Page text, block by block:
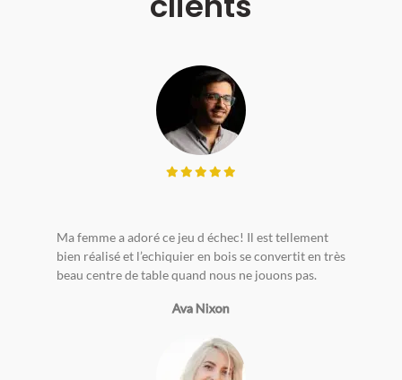
Ma femme a adoré ce jeu d échec! Il est tellement
bien réalisé et l’echiquier en bois se convertit en très
beau centre de table quand nous ne jouons pas.
Ava Nixon